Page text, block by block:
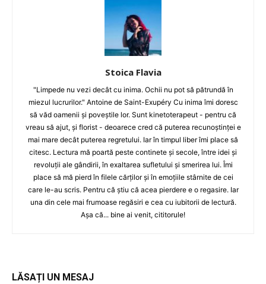
Stoica Flavia
"Limpede nu vezi decât cu inima. Ochii nu pot să pătrundă în
miezul lucrurilor." Antoine de Saint-Exupéry Cu inima îmi doresc
să văd oamenii și poveștile lor. Sunt kinetoterapeut - pentru că
vreau să ajut, și florist - deoarece cred că puterea recunoştinței e
mai mare decât puterea regretului. Iar în timpul liber îmi place să
citesc. Lectura mă poartă peste continete și secole, între idei și
revoluții ale gândirii, în exaltarea sufletului și smerirea lui. Îmi
place să mă pierd în filele cărților și în emoțiile stârnite de cei
care le-au scris. Pentru că știu că acea pierdere e o regasire. Iar
una din cele mai frumoase regăsiri e cea cu iubitorii de lectură.
Așa că... bine ai venit, cititorule!
LĂSAȚI UN MESAJ